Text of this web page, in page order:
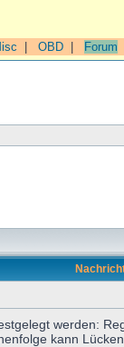
OBD Forum
werden:
kann